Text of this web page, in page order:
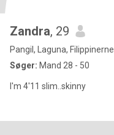
Zandra, 29
Pangil, Laguna, Filippinerne
Søger: Mand 28 - 50
I'm 4'11 slim..skinny